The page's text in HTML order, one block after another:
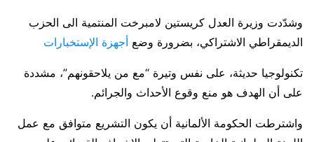
وشدّدت وزيرة العدل كريستين لامبرخت المنتمية الى الحزب
الديمقراطي الاشتراكي، بضرورة وضع أجهزة الإستخبارات
تكنولوجيا حديثة، على نفس وتيرة “مع من يلاحقونهم”، مشددة
على أن الهدف هو منع وقوع الأحداث والجرائم.
واشترطت الحكومة الألمانية أن يكون التشريع متوافق مع عمل